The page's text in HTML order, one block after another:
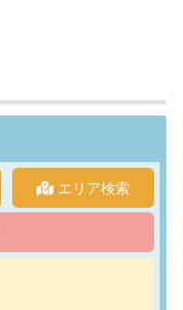
エリア検索